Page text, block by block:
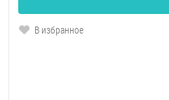
В избранное